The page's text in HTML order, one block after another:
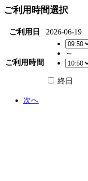
ご利用時間選択
ご利用日 2026-06-19
ご利用時間
～
終日
次へ